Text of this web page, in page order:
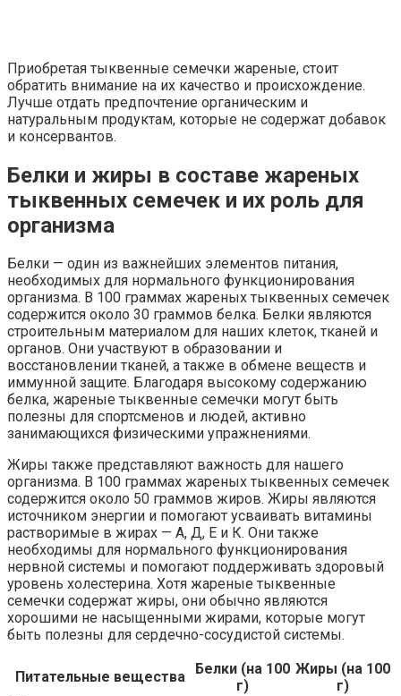
Приобретая тыквенные семечки жареные, стоит
обратить внимание на их качество и происхождение.
Лучше отдать предпочтение органическим и
натуральным продуктам, которые не содержат добавок
и консервантов.
Белки и жиры в составе жареных
тыквенных семечек и их роль для
организма
Белки — один из важнейших элементов питания,
необходимых для нормального функционирования
организма. В 100 граммах жареных тыквенных семечек
содержится около 30 граммов белка. Белки являются
строительным материалом для наших клеток, тканей и
органов. Они участвуют в образовании и
восстановлении тканей, а также в обмене веществ и
иммунной защите. Благодаря высокому содержанию
белка, жареные тыквенные семечки могут быть
полезны для спортсменов и людей, активно
занимающихся физическими упражнениями.
Жиры также представляют важность для нашего
организма. В 100 граммах жареных тыквенных семечек
содержится около 50 граммов жиров. Жиры являются
источником энергии и помогают усваивать витамины
растворимые в жирах — А, Д, Е и К. Они также
необходимы для нормального функционирования
нервной системы и помогают поддерживать здоровый
уровень холестерина. Хотя жареные тыквенные
семечки содержат жиры, они обычно являются
хорошими не насыщенными жирами, которые могут
быть полезны для сердечно-сосудистой системы.
Питательные вещества
Белки (на 100
г)
Жиры (на 100
г)